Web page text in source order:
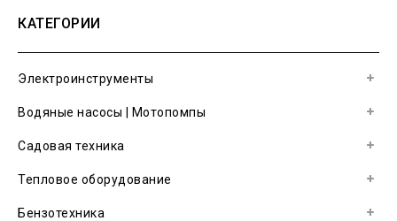
КАТЕГОРИИ
Электроинструменты
Водяные насосы | Мотопомпы
Садовая техника
Тепловое оборудование
Бензотехника